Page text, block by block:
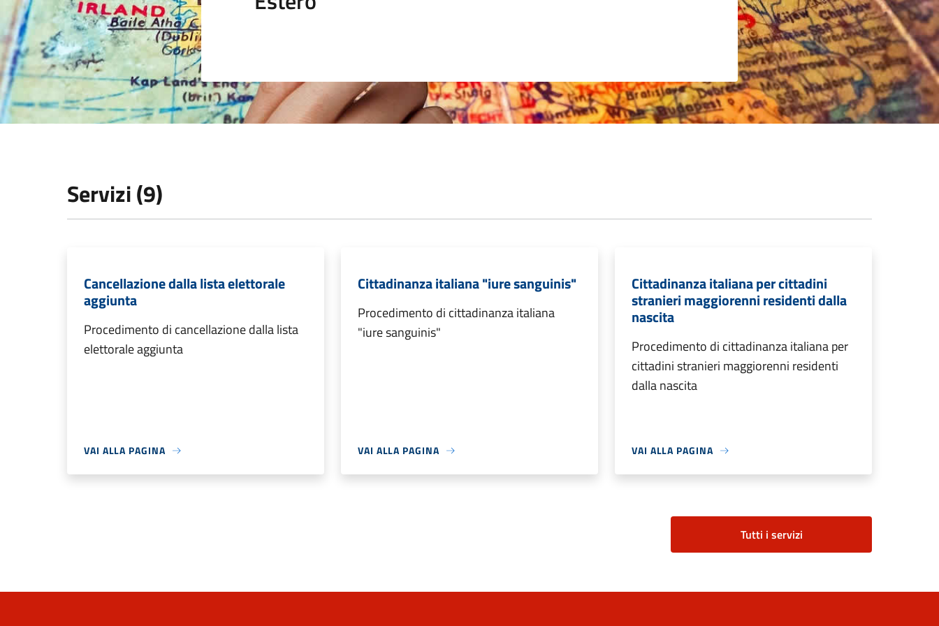
Servizi (9)
Cancellazione dalla lista elettorale
aggiunta
Procedimento di cancellazione dalla lista
elettorale aggiunta
VAI ALLA PAGINA
Cittadinanza italiana "iure sanguinis"
Procedimento di cittadinanza italiana
"iure sanguinis"
VAI ALLA PAGINA
Cittadinanza italiana per cittadini
stranieri maggiorenni residenti dalla
nascita
Procedimento di cittadinanza italiana per
cittadini stranieri maggiorenni residenti
dalla nascita
VAI ALLA PAGINA
Tutti i servizi